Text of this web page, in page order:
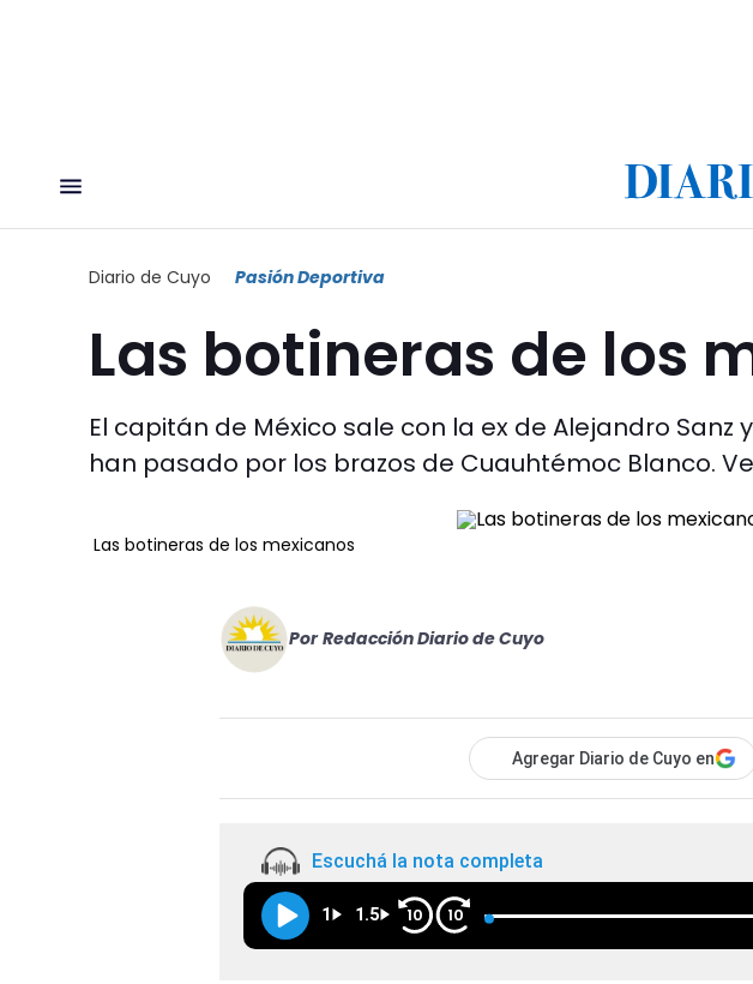
Diario de Cuyo Pasión Deportiva
Las botineras de los
El capitán de México sale con la ex de Alejandro Sanz
han pasado por los brazos de Cuauhtémoc Blanco.
Las botineras de los mexicanos
Por Redacción Diario de Cuyo
Agregar Diario de Cuyo en
Escuchá la nota completa
1 1.5 10 10